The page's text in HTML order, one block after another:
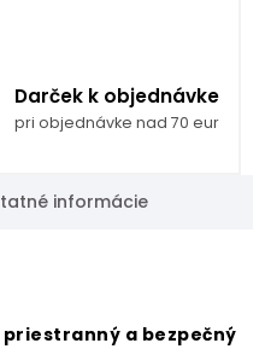
Darček k objednávke
pri objednávke nad 70 eur
informácie
priestranný a bezpečný